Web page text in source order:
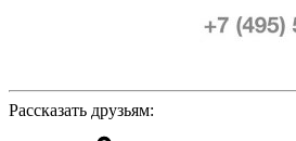
Рассказать друзьям: